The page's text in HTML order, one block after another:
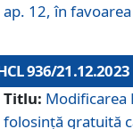
ap. 12, în
936/21.12.2023
Titlu: Modificarea
folosinţă gratuită